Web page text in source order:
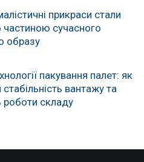
прикраси стали
сучасного
образу
пакування палет: як
вантажу та
роботи складу